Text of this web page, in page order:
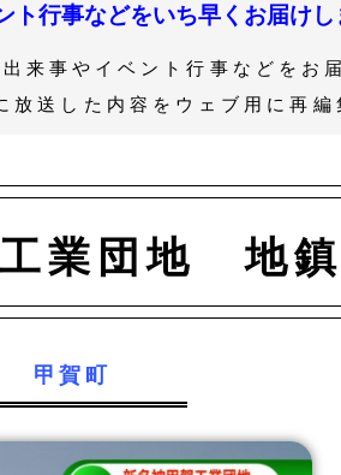
ト行事などをいち早くお届けし
来事やイベント行事などをお
放送した内容をウェブ用に再
業団地 地
甲賀町